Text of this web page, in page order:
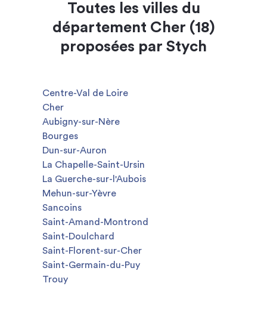
Toutes les villes du
département Cher (18)
proposées par Stych
Centre-Val de Loire
Cher
Aubigny-sur-Nère
Bourges
Dun-sur-Auron
La Chapelle-Saint-Ursin
La Guerche-sur-l'Aubois
Mehun-sur-Yèvre
Sancoins
Saint-Amand-Montrond
Saint-Doulchard
Saint-Florent-sur-Cher
Saint-Germain-du-Puy
Trouy